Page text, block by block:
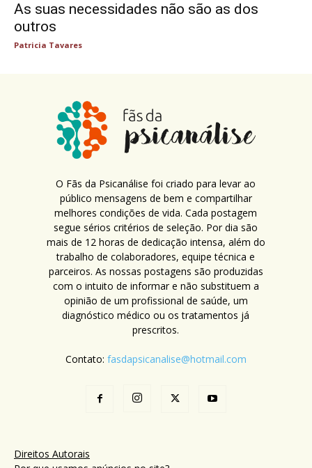
As suas necessidades não são as dos
outros
Patricia Tavares
O Fãs da Psicanálise foi criado para levar ao
público mensagens de bem e compartilhar
melhores condições de vida. Cada postagem
segue sérios critérios de seleção. Por dia são
mais de 12 horas de dedicação intensa, além do
trabalho de colaboradores, equipe técnica e
parceiros. As nossas postagens são produzidas
com o intuito de informar e não substituem a
opinião de um profissional de saúde, um
diagnóstico médico ou os tratamentos já
prescritos.
Contato: fasdapsicanalise@hotmail.com
Direitos Autorais